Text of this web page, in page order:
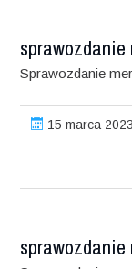
sprawozdanie
Sprawozdanie
15 marca 2023
sprawozdanie